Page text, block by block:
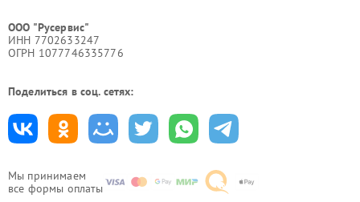
Мы принимаем
все формы оплаты
ООО "Русервис"
ИНН 7702633247
ОГРН 1077746335776
Поделиться в соц. сетях: